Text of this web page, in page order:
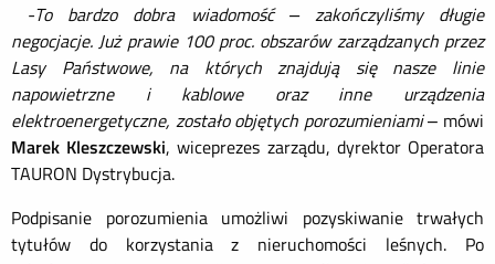
-To bardzo dobra wiadomość – zakończyliśmy długie
negocjacje. Już prawie 100 proc. obszarów zarządzanych przez
Lasy Państwowe, na których znajdują się nasze linie
napowietrzne i kablowe oraz inne urządzenia
elektroenergetyczne, zostało objętych porozumieniami– mówi
Marek Kleszczewski, wiceprezes zarządu, dyrektor Operatora
TAURON Dystrybucja.
Podpisanie porozumienia umożliwi pozyskiwanie trwałych
tytułów do korzystania z nieruchomości leśnych. Po